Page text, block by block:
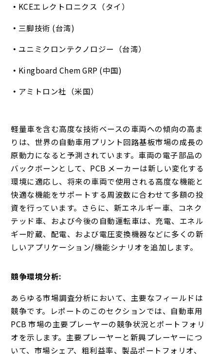
KCEエレクトロニクス（タイ）
三脚技術 (台湾)
ユニミクロンテクノロジー（台湾）
Kingboard Chem GRP (中国)
アミトロン社（米国）
軽量車を含む高度な技術ベースの車両への傾向の高ま
りは、世界の自動車用プリント回路基板市場の成長の
原動力になると予測されています。 車両の電子部品の
バックボーンとして、PCB メーカーは新しい変化する
環境に適応し、将来の車両で使用される高度な機能と
快適な機能をサポートする周波数に合わせて多額の投
資を行っています。 さらに、新エネルギー車、コネク
テッド車、および今後の自動運転車は、充電、エネル
ギー貯蔵、配電、および電圧変換機器などに多くの新
しいアプリケーション/機能シナリオを追加します。
競争環境分析:
あらゆる市場調査分析において、主要なフィールドは
競争です。レポートのこのセクションでは、自動車用
PCB 市場の主要プレーヤーの競争状況とポートフォリ
オを示します。主要プレーヤーと新興プレーヤーにつ
いて、市場シェア、粗利益率、製品ポートフォリオ、